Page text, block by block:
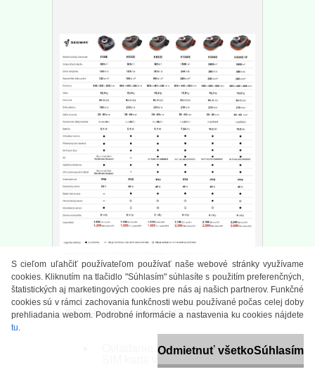
S cieľom uľahčiť používateľom používať naše webové stránky využívame
cookies. Kliknutím na tlačidlo "Súhlasím" súhlasíte s použitím preferenčných,
štatistických aj marketingových cookies pre nás aj našich partnerov. Funkčné
cookies sú v rámci zachovania funkčnosti webu používané počas celej doby
prehliadania webom. Podrobné informácie a nastavenia ku cookies nájdete
tu.
Odmietnuť všetkoSúhlasím
TECHNICKÉ PARAMETRE:
Ovládanie aplikácie: Áno,